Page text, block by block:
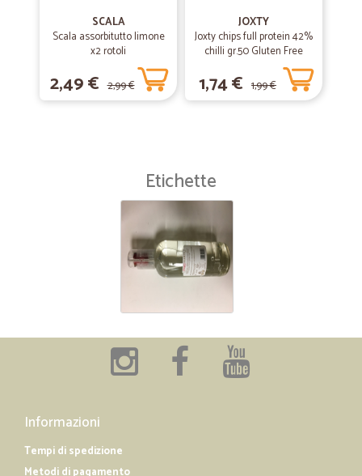
SCALA
Scala assorbitutto limone
x2 rotoli
2,49 € 2,99 €
JOXTY
Joxty chips full protein 42%
chilli gr.50 Gluten Free
1,74 € 1,99 €
Etichette
Informazioni
Tempi di spedizione
Metodi di pagamento